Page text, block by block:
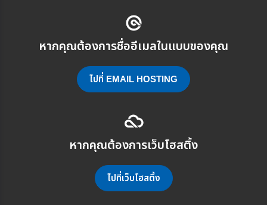
หากคุณต้องการชื่ออีเมลในแบบของคุณ
ไปที่ EMAIL HOSTING
หากคุณต้องการเว็บโฮสติ้ง
ไปที่เว็บโฮสติ้ง